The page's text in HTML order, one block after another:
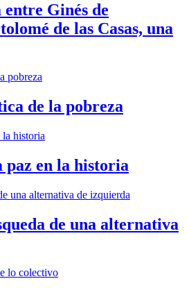
Ginés de
de las Casas, una
de la pobreza
en la historia
de una alternativa